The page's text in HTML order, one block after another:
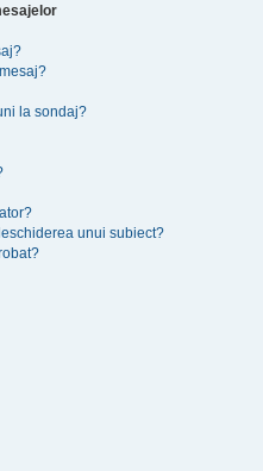
la sondaj?
unui subiect?